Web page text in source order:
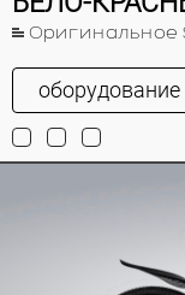
Оригинальное
оборудование